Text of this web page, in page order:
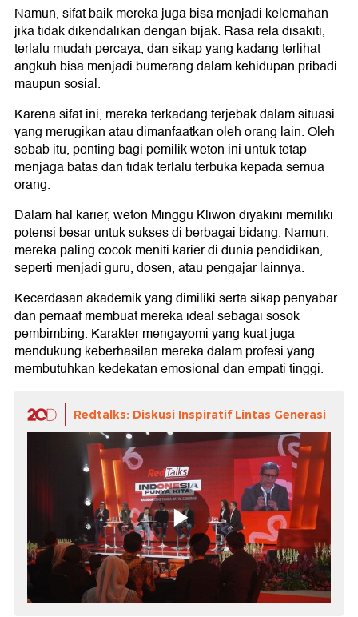
Namun, sifat baik mereka juga bisa menjadi kelemahan
jika tidak dikendalikan dengan bijak. Rasa rela disakiti,
terlalu mudah percaya, dan sikap yang kadang terlihat
angkuh bisa menjadi bumerang dalam kehidupan pribadi
maupun sosial.
Karena sifat ini, mereka terkadang terjebak dalam situasi
yang merugikan atau dimanfaatkan oleh orang lain. Oleh
sebab itu, penting bagi pemilik weton ini untuk tetap
menjaga batas dan tidak terlalu terbuka kepada semua
orang.
Dalam hal karier, weton Minggu Kliwon diyakini memiliki
potensi besar untuk sukses di berbagai bidang. Namun,
mereka paling cocok meniti karier di dunia pendidikan,
seperti menjadi guru, dosen, atau pengajar lainnya.
Kecerdasan akademik yang dimiliki serta sikap penyabar
dan pemaaf membuat mereka ideal sebagai sosok
pembimbing. Karakter mengayomi yang kuat juga
mendukung keberhasilan mereka dalam profesi yang
membutuhkan kedekatan emosional dan empati tinggi.
Redtalks: Diskusi Inspiratif Lintas Generasi